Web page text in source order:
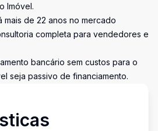
Imóvel.
mais de 22 anos no mercado
completa para vendedores e
bancário sem custos para o
seja passivo de financiamento.